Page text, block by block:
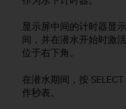
显示屏中间的计时器显
间，并在潜水开始时激
位于右下角。
在潜水期间，按 SELECT
作秒表。